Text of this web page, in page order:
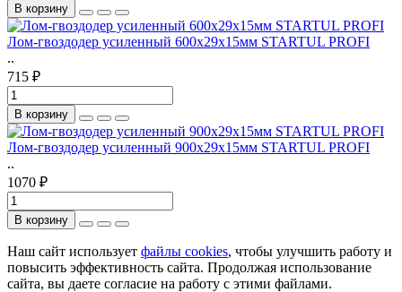
В корзину
Лом-гвоздодер усиленный 600x29х15мм STARTUL PROFI
..
715 ₽
В корзину
Лом-гвоздодер усиленный 900x29х15мм STARTUL PROFI
..
1070 ₽
В корзину
Наш сайт использует файлы cookies, чтобы улучшить работу и
повысить эффективность сайта. Продолжая использование
сайта, вы даете согласие на работу с этими файлами.